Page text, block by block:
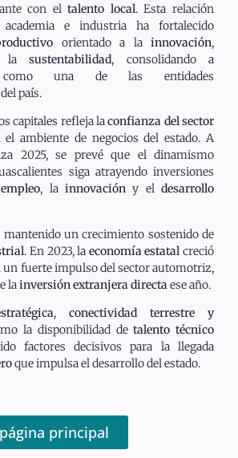
con eltalento local. Esta relación
academia e industria ha fortalecido
orientado a la innovación,
sustentabilidad, consolidando a
como una de las entidades
del país.
capitales refleja laconfianza del sector
ambiente de negocios del estado. A
2025, se prevé que el dinamismo
siga atrayendo inversiones
empleo, la innovacióny el desarrollo
mantenido un crecimiento sostenido de
. En 2023, la economía estatal creció
un fuerte impulso del sector automotriz,
lainversión extranjera directa ese año.
, conectividad terrestre y
la disponibilidad detalento técnico
factores decisivos para la llegada
que impulsa el desarrollo del estado.
principal